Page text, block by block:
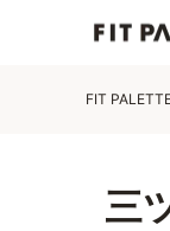
FIT
三